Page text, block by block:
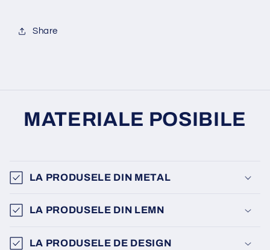
Share
MATERIALE POSIBILE
LA PRODUSELE DIN METAL
LA PRODUSELE DIN LEMN
LA PRODUSELE DE DESIGN